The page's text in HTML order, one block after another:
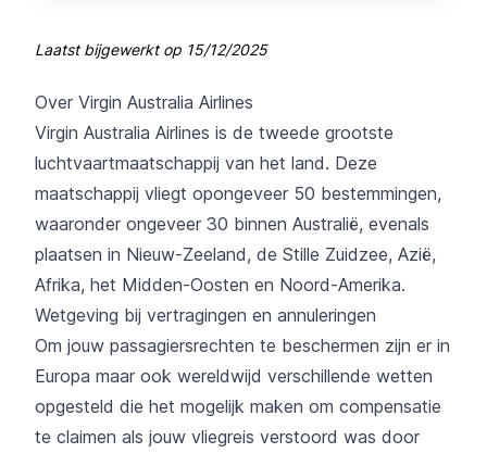
Laatst bijgewerkt op 15/12/2025
Over Virgin Australia Airlines
Virgin Australia Airlines is de tweede grootste
luchtvaartmaatschappij van het land. Deze
maatschappij vliegt opongeveer 50 bestemmingen,
waaronder ongeveer 30 binnen Australië, evenals
plaatsen in Nieuw-Zeeland, de Stille Zuidzee, Azië,
Afrika, het Midden-Oosten en Noord-Amerika.
Wetgeving bij vertragingen en annuleringen
Om jouw passagiersrechten te beschermen zijn er in
Europa maar ook wereldwijd verschillende wetten
opgesteld die het mogelijk maken om compensatie
te claimen als jouw vliegreis verstoord was door